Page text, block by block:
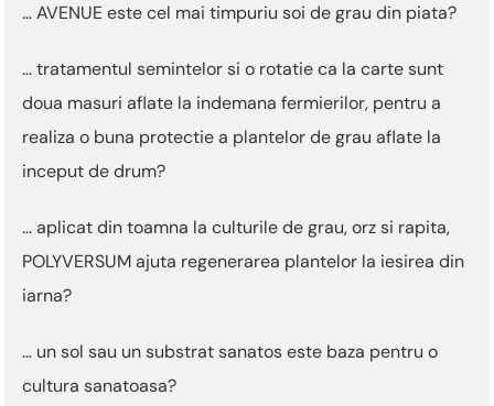
… AVENUE este cel mai timpuriu soi de grau din piata?
… tratamentul semintelor si o rotatie ca la carte sunt
doua masuri aflate la indemana fermierilor, pentru a
realiza o buna protectie a plantelor de grau aflate la
inceput de drum?
… aplicat din toamna la culturile de grau, orz si rapita,
POLYVERSUM ajuta regenerarea plantelor la iesirea din
iarna?
… un sol sau un substrat sanatos este baza pentru o
cultura sanatoasa?